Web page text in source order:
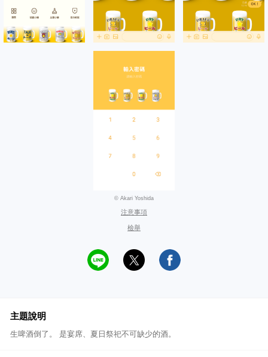
© Akari Yoshida
注意事項
檢舉
主題說明
生啤酒倒了。 是宴席、夏日祭祀不可缺少的酒。